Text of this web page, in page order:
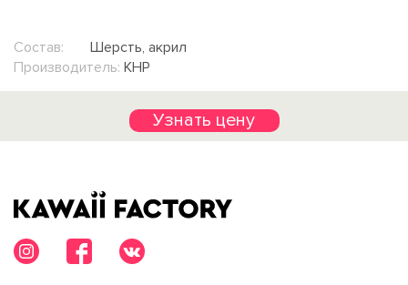
Состав:
Шерсть, акрил
Производитель: КНР
Узнать цену